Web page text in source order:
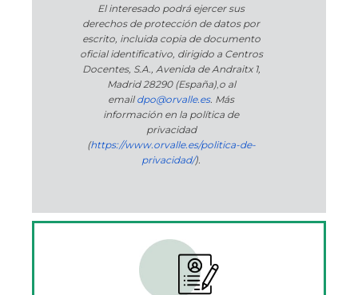
El interesado podrá ejercer sus
derechos de protección de datos por
escrito, incluida copia de documento
oficial identificativo, dirigido a Centros
Docentes, S.A., Avenida de Andraitx 1,
Madrid 28290 (España),o al
emaildpo@orvalle.es. Más
información en la política de
privacidad
(https://www.orvalle.es/politica-de-
privacidad/).